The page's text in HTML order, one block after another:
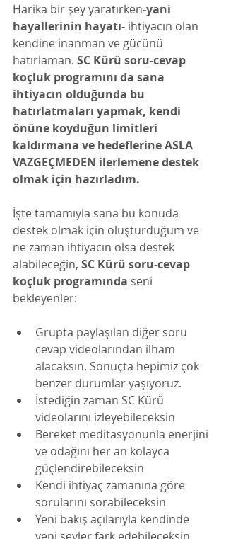
Harika bir şey yaratırken-yani
hayallerinin hayatı- ihtiyacın olan
kendine inanman ve gücünü
hatırlaman. SC Kürü soru-cevap
koçluk programını da sana
ihtiyacın olduğunda bu
hatırlatmaları yapmak, kendi
önüne koyduğun limitleri
kaldırmana ve hedeflerine ASLA
VAZGEÇMEDEN ilerlemene destek
olmak için hazırladım.
İşte tamamıyla sana bu konuda
destek olmak için oluşturduğum ve
ne zaman ihtiyacın olsa destek
alabileceğin, SC Kürü soru-cevap
koçluk programında seni
bekleyenler:
Grupta paylaşılan diğer soru
cevap videolarından ilham
alacaksın. Sonuçta hepimiz çok
benzer durumlar yaşıyoruz.
İstediğin zaman SC Kürü
videolarını izleyebileceksin
Bereket meditasyonunla enerjini
ve odağını her an kolayca
güçlendirebileceksin
Kendi ihtiyaç zamanına göre
sorularını sorabileceksin
Yeni bakış açılarıyla kendinde